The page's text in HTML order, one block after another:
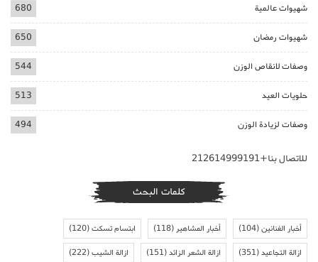
شهيوات عالمية 680
شهيوات رمضان 650
وصفات لانقاص الوزن 544
حلويات العيد 513
وصفات لزيادة الوزن 494
للاتصال بنا+212614999191
كلمات البحث
أخبار الفنانين(104) أخبار المشاهير(118) ابتسام تسكت(120)
ازالة التجاعيد(351) ازالة الشعر الزائد(151) ازالة الشيب(222)